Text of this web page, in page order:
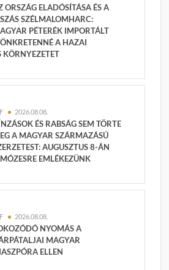
ORSZÁG ELADÓSÍTÁSA ÉS A
SZÉLMALOMHARC:
PÉTERÉK IMPORTÁLT
A HAZAI
KÖRNYEZETET
2026.08.08.
ÉS RABSÁG SEM TÖRTE
A MAGYAR SZÁRMAZÁSÚ
AUGUSZTUS 8-ÁN
EMLÉKEZÜNK
2026.08.08.
NYOMÁS A
MAGYAR
ELLEN